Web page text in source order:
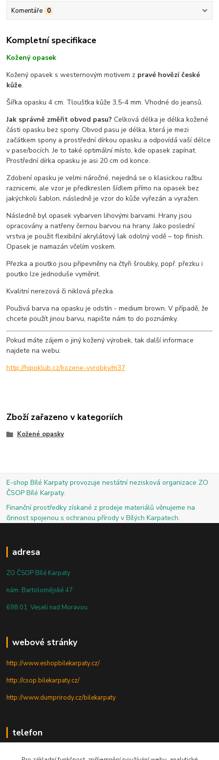
Komentáře 0
Kompletní specifikace
Kožený opasek
Kožený opasek s westernovým motivem z pravé hovězí české
kůže.
Šířka opasku 4 cm. Tloušťka kůže 3,5-4 mm. Vhodné do jeansů.
Jak správně změřit obvod pasu?Celková délka je délka kožené
části opasku bez spony. Obvod pasu je délka, která je mezi
začátkem spony a prostřední dírkou opasku a odpovídá vaší délce
v pase/bocích. Je to také optimální místo, kde opasek zapínat.
Prostřední dírka opasku je asi 20 cm od konce.
Zdobení opasku je velmi náročné, nejedná se o klasickou ražbu
raznicemi, ale vzor je předkreslen šídlem přímo na opasek bez
jakýchkoli šablon, následně je vzor do kůže vyřezán a vyražen.
Následně byl opasek vybarven lihovými barvami. Hrany jsou
opracovány a natřeny černou barvou na hrany. Jako poslední
vrstva je použit flexibilní akrylátový lak odolný vodě – top finish.
Opasek je namazán včelím voskem.
Přezka a poutko jsou připevněny na čtyři šroubky, popř. přezku i
poutko lze jednoduše vyměnit.
Kvalitní nerezová či niklová přezka.
Použivá barva na opasku je odstín - medium brown. V případě, že
chcete použít jinou barvu, napište nám to do poznámky.
Pokud máte zájem o jiný kožený výrobek, tak další informace
najdete na webu:
http://hipoklub.cz/kozene-vyrobky/m37
Zboží zařazeno v kategoriích
Kožené opasky
E-shop Bílé Karpaty provozuje nestátní nezisková organizace ZO
ČSOP Bílé Karpaty.
Finanční prostředky získané z prodeje materiálů věnujeme na
činnost spojenou s ochranou přírody v Bílých Karpatech.
adresa
ZO ČSOP Bílé Karpaty
nám. Bartolomějské 47
698 01 Veselí nad Moravou
webové stránky
http://www.eshopbilekarpaty.cz/
http://csop.bilekarpaty.cz/
http://www.dumprirody.cz/bilekarpaty
telefon